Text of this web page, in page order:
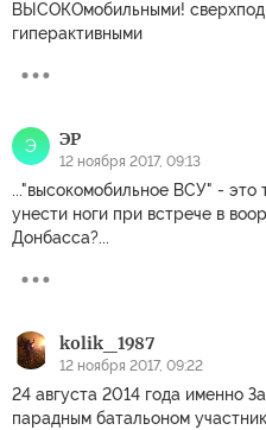
ВЫСОКОмобильными!
гиперактивными
Э ЭР
12 ноября 2017, 09:13
..."высокомобильное ВСУ" -
унести ноги при встрече в
Донбасса?...
kolik_1987
12 ноября 2017, 09:22
24 августа 2014 года именно
парадным батальоном